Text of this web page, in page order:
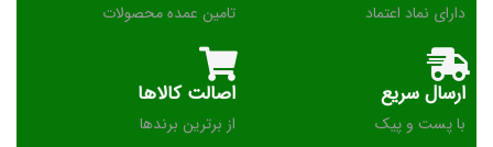
دارای نماد اعتماد تامین عمده محصولات
ارسال سریع
با پست و پیک
اصالت کالاها
از برترین برندها